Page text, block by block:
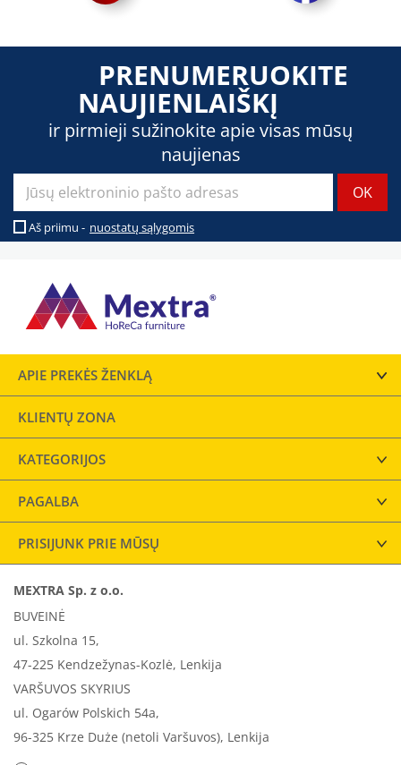
PRENUMERUOKITE
NAUJIENLAIŠKĮ
ir pirmieji sužinokite apie visas mūsų
naujienas
Aš priimu - nuostatų sąlygomis
APIE PREKĖS ŽENKLĄ
KLIENTŲ ZONA
KATEGORIJOS
PAGALBA
PRISIJUNK PRIE MŪSŲ
MEXTRA Sp. z o.o.
BUVEINĖ
ul. Szkolna 15,
47-225 Kendzežynas-Kozlė, Lenkija
VARŠUVOS SKYRIUS
ul. Ogarów Polskich 54a,
96-325 Krze Duże (netoli Varšuvos), Lenkija